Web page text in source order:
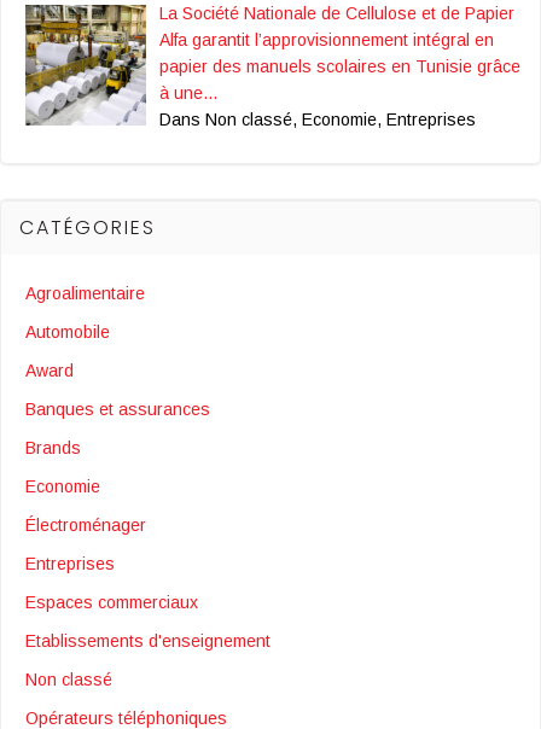
La Société Nationale de Cellulose et de Papier
Alfa garantit l’approvisionnement intégral en
papier des manuels scolaires en Tunisie grâce
à une…
Dans Non classé, Economie, Entreprises
CATÉGORIES
Agroalimentaire
Automobile
Award
Banques et assurances
Brands
Economie
Électroménager
Entreprises
Espaces commerciaux
Etablissements d'enseignement
Non classé
Opérateurs téléphoniques